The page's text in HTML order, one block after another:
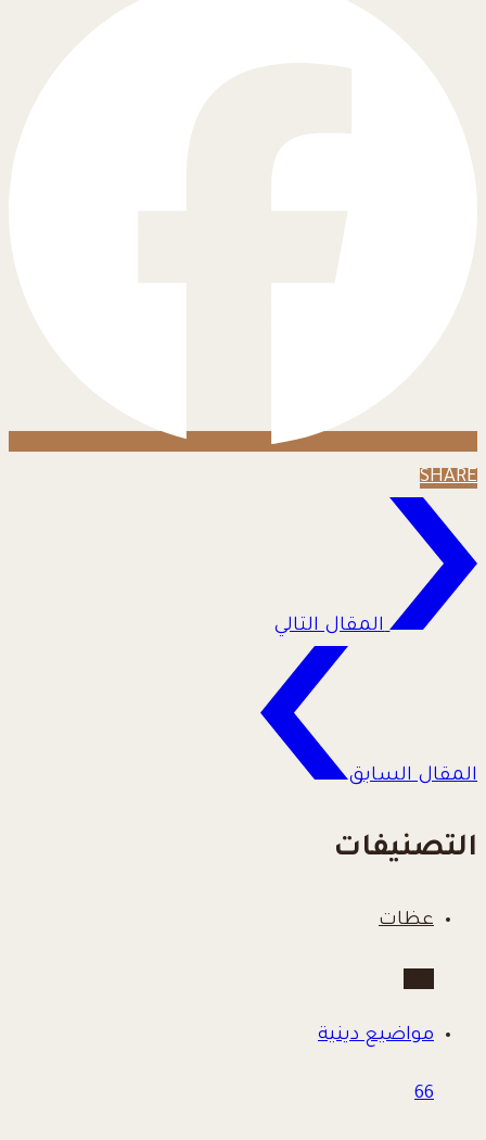
SHARE
المقال التالي
المقال السابق
التصنيفات
عظات
مواضيع دينية
66